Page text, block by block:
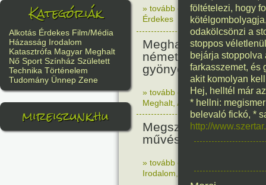
Kategóriák
Alkotás Érdekes Film/Média
Házasság Irodalom
Katasztrófa Magyar Meghalt
Nő Sport Színház Született
Technika Történelem
Tudomány Ünnep Zene
mireiszunk.hu
» tovább olvasom| Nincs
Érdekes
Meghalt Hieronymus
németalföldi
gyönyörök kertje
» tovább olvasom |Nincs
Meghalt Alkotás
Megszületett Dukai
művésznevén
» tovább olvasom
Irodalom
Magyar,Nő,Született
föltételezi, hogy
odakölcsönzi a
stoppos
bejárja
farkasszemet, és
akit komolyan
Hej, helltél már
* hellni:
belevaló fickó, *
http://